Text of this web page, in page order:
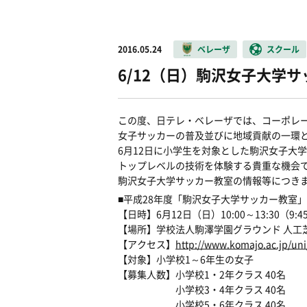
2016.05.24 ベレーザ スクール
6/12（日）駒沢女子大学
この度、日テレ・ベレーザでは、コーポ
女子サッカーの普及並びに地域貢献の一環
6月12日に小学生を対象とした駒沢女子大
トップレベルの技術を体験する貴重な機
駒沢女子大学サッカー教室の情報等につき
■平成28年度「駒沢女子大学サッカー教室」
【日時】6月12日（日）10:00～13:30（
【場所】学校法人駒澤学園グラウンド 人
【アクセス】 http://www.komajo.ac.jp/
【対象】小学校1～6年生の女子
【募集人数】小学校1・2年クラス 40名
小学校3・4年クラス 40名
小学校5・6年クラス 40名